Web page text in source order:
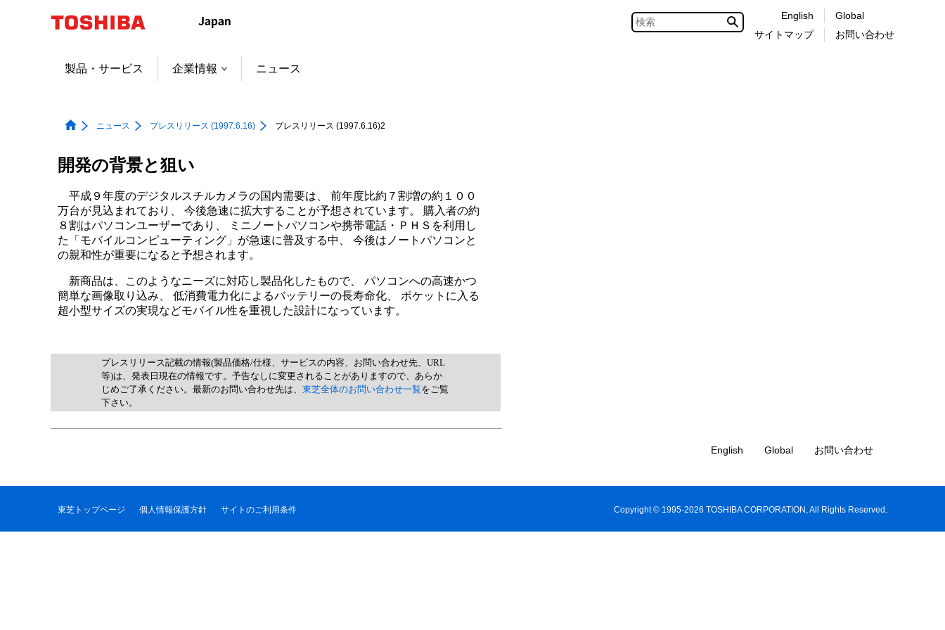
ャ
English
サイトマップ
Global
お問い合わせ
製品・サービス 企業情報 ニュース
ニュース プレスリリース (1997.6.16) プレスリリース (1997.6.16)2
開発の背景と狙い
平成９年度のデジタルスチルカメラの国内需要は、 前年度比約７割増の約１００
万台が見込まれており、 今後急速に拡大することが予想されています。 購入者の約
８割はパソコンユーザーであり、 ミニノートパソコンや携帯電話・ＰＨＳを利用し
た「モバイルコンピューティング」が急速に普及する中、 今後はノートパソコンと
の親和性が重要になると予想されます。
新商品は、このようなニーズに対応し製品化したもので、 パソコンへの高速かつ
簡単な画像取り込み、 低消費電力化によるバッテリーの長寿命化、 ポケットに入る
超小型サイズの実現などモバイル性を重視した設計になっています。
プレスリリース記載の情報(製品価格/仕様、サービスの内容、お問い合わせ先、URL
等)は、発表日現在の情報です。予告なしに変更されることがありますので、あらか
じめご了承ください。最新のお問い合わせ先は、 東芝全体のお問い合わせ一覧をご覧
下さい。
English Global お問い合わせ
東芝トップページ 個人情報保護方針 サイトのご利用条件 Copyright © 1995-2026 TOSHIBA CORPORATION, All Rights Reserved.